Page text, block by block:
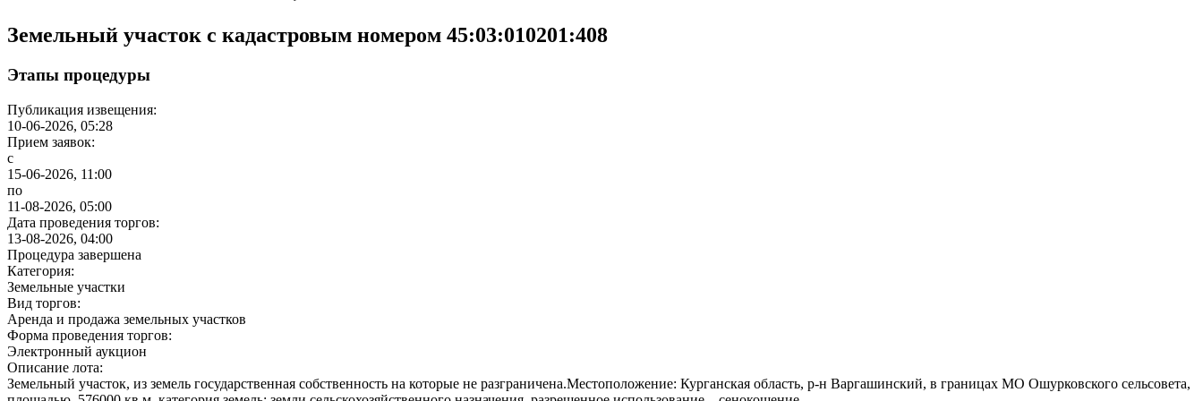
Земельный участок с кадастровым номером 45:03:010201:408
Этапы процедуры
Публикация извещения:
10-06-2026, 05:28
Прием заявок:
с
15-06-2026, 11:00
по
11-08-2026, 05:00
Дата проведения торгов:
13-08-2026, 04:00
Процедура завершена
Категория:
Земельные участки
Вид торгов:
Аренда и продажа земельных участков
Форма проведения торгов:
Электронный аукцион
Описание лота:
Земельный участок, из земель государственная собственность на которые не разграничена.Местоположение: Курганская область, р-н Варгашинский, в границах МО Ошурковского сельсовета,